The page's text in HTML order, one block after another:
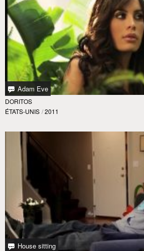
Adam Eve
DORITOS
ÉTATS-UNIS / 2011
House sitting